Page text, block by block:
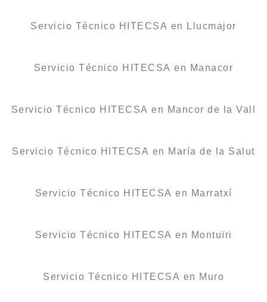
Servicio Técnico HITECSA en Llucmajor
Servicio Técnico HITECSA en Manacor
Servicio Técnico HITECSA en Mancor de la Vall
Servicio Técnico HITECSA en María de la Salut
Servicio Técnico HITECSA en Marratxí
Servicio Técnico HITECSA en Montuïri
Servicio Técnico HITECSA en Muro